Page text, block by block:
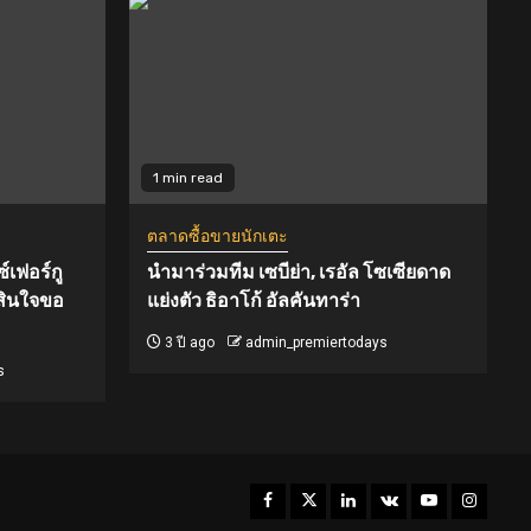
เฟอร์กู
ใจขอ
1 min read
ตลาดซื้อขายนักเตะ
นำมาร่วมทีม เซบีย่า, เรอัล โซเซียดาด
แย่งตัว ธิอาโก้ อัลคันทาร่า
3 ปี ago admin_premiertodays
Facebook
TwitterLinkedin
VK Youtube